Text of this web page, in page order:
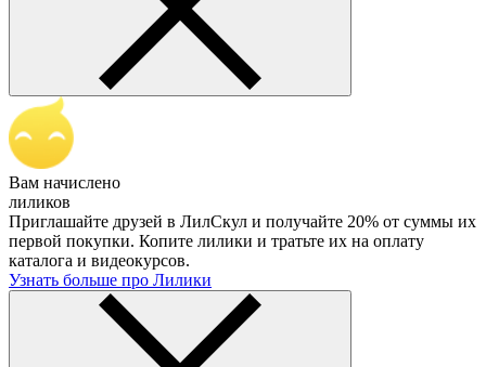
Вам начислено
лиликов
Приглашайте друзей в ЛилСкул и получайте 20% от суммы их
первой покупки. Копите лилики и тратьте их на оплату
каталога и видеокурсов.
Узнать больше про Лилики